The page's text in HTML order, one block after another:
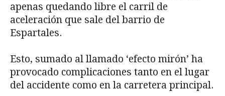
apenas quedando libre el carril de
aceleración que sale del barrio de
Espartales.
Esto, sumado al llamado ‘efecto mirón’ ha
provocado complicaciones tanto en el lugar
del accidente como en la carretera principal.